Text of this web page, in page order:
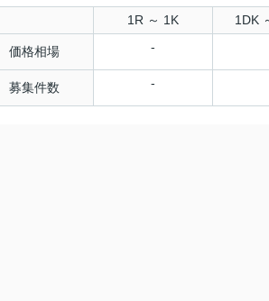
1R ～ 1K 1DK
価格相場 -
募集件数 -